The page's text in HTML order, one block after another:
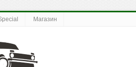
Магазин